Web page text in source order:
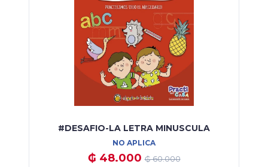
#DESAFIO-LA LETRA MINUSCULA
NO APLICA
₲ 48.000₲ 60.000